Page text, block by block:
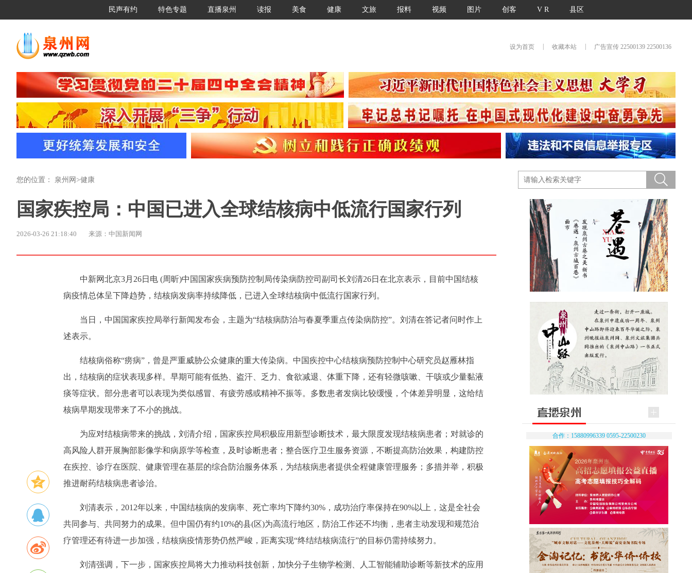
民声有约 特色专题 直播泉州 读报 美食 健康 文旅 报料 视频 图片 创客 V R 县区
设为首页 收藏本站 广告宣传 22500139 22500136
您的位置： 泉州网 >健康
国家疾控局：中国已进入全球结核病中低流行国家行列
2026-03-26 21:18:40 来源：中国新闻网
中新网北京3月26日电 (周昕)中国国家疾病预防控制局传染病防控司副司长刘清26日在北京表示，目前中国结核
病疫情总体呈下降趋势，结核病发病率持续降低，已进入全球结核病中低流行国家行列。
当日，中国国家疾控局举行新闻发布会，主题为“结核病防治与春夏季重点传染病防控”。刘清在答记者问时作上
述表示。
结核病俗称“痨病”，曾是严重威胁公众健康的重大传染病。中国疾控中心结核病预防控制中心研究员赵雁林指
出，结核病的症状表现多样。早期可能有低热、盗汗、乏力、食欲减退、体重下降，还有轻微咳嗽、干咳或少量黏液
痰等症状。部分患者可以表现为类似感冒、有疲劳感或精神不振等。多数患者发病比较缓慢，个体差异明显，这给结
核病早期发现带来了不小的挑战。
为应对结核病带来的挑战，刘清介绍，国家疾控局积极应用新型诊断技术，最大限度发现结核病患者；对就诊的
高风险人群开展胸部影像学和病原学等检查，及时诊断患者；整合医疗卫生服务资源，不断提高防治效果，构建防控
在疾控、诊疗在医院、健康管理在基层的综合防治服务体系，为结核病患者提供全程健康管理服务；多措并举，积极
推进耐药结核病患者诊治。
刘清表示，2012年以来，中国结核病的发病率、死亡率均下降约30%，成功治疗率保持在90%以上，这是全社会
共同参与、共同努力的成果。但中国仍有约10%的县(区)为高流行地区，防治工作还不均衡，患者主动发现和规范治
疗管理还有待进一步加强，结核病疫情形势仍然严峻，距离实现“终结结核病流行”的目标仍需持续努力。
刘清强调，下一步，国家疾控局将大力推动科技创新，加快分子生物学检测、人工智能辅助诊断等新技术的应用
合作：15880996339 0595-22500230